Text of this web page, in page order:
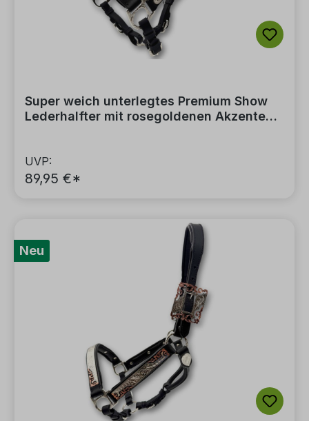
Super weich unterlegtes Premium Show
Lederhalfter mit rosegoldenen Akzenten
UVP:
89,95 €*
Neu